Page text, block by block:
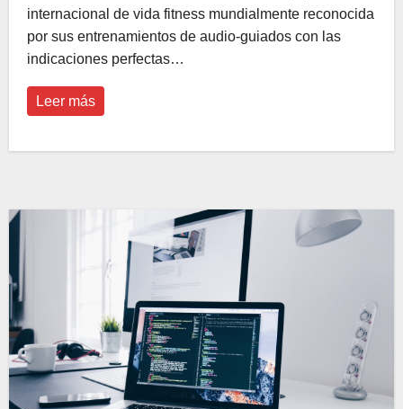
internacional de vida fitness mundialmente reconocida
por sus entrenamientos de audio-guiados con las
indicaciones perfectas…
Leer más